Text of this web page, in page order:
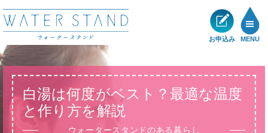
お申込み MENU
メリット
白湯は何度がベスト？最適な温度
と作り方を解説
ウォータースタンドのある暮らし